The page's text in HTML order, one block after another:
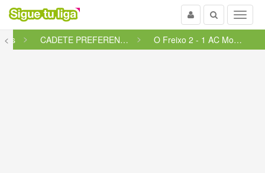
Menu
Buscar
Usuario
<
CADETE PREFERENTE FUTGAL - GRU... O Freixo 2 - 1 AC Montañeros